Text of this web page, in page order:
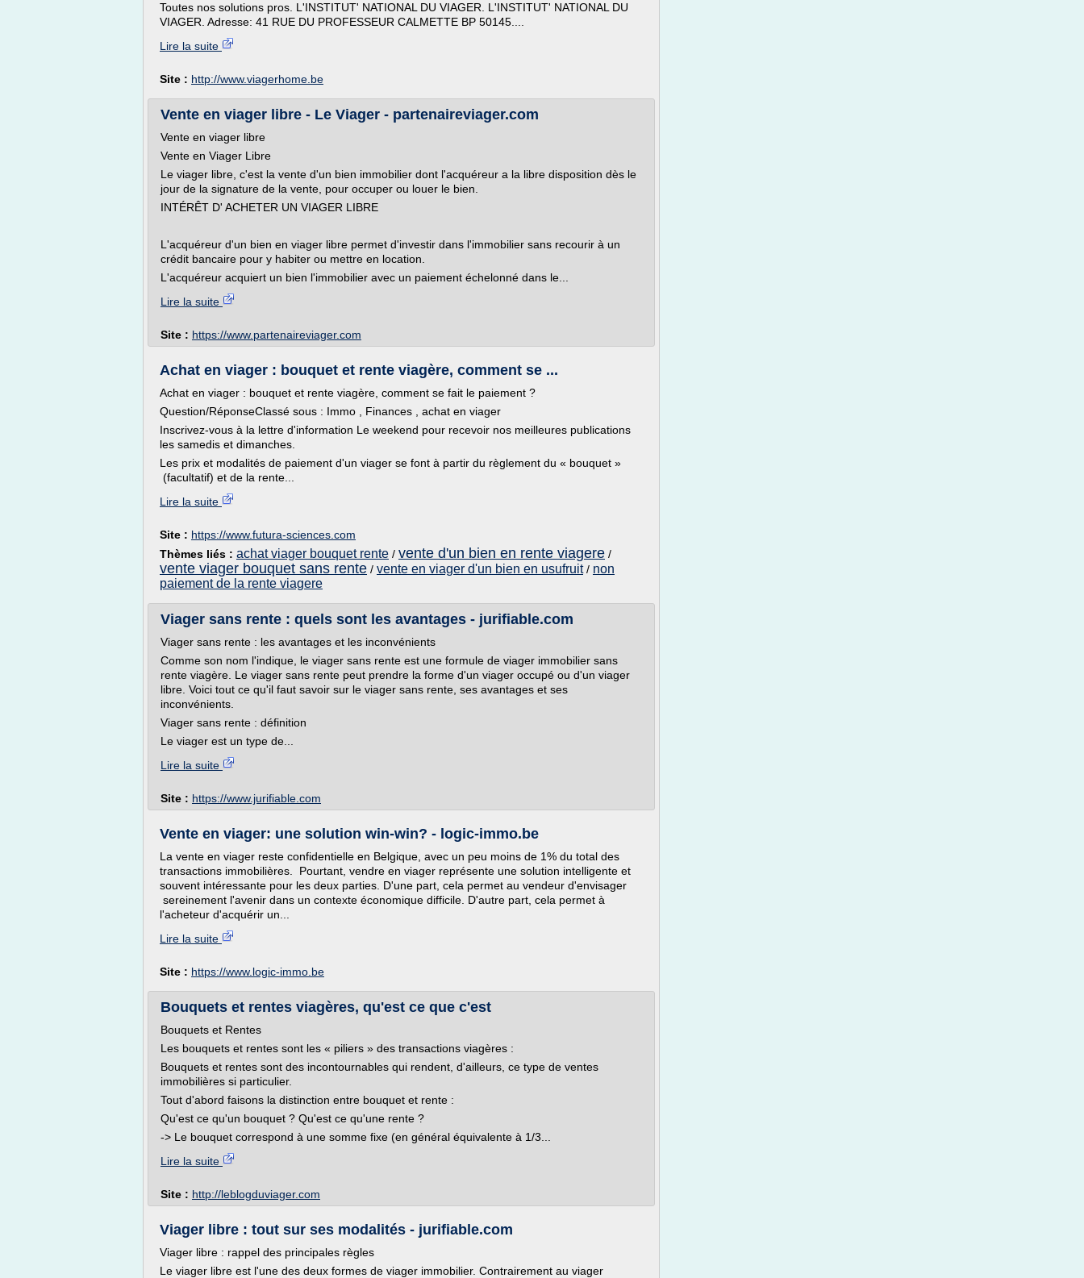
Toutes nos solutions pros. L'INSTITUT' NATIONAL DU VIAGER. L'INSTITUT' NATIONAL DU
VIAGER. Adresse: 41 RUE DU PROFESSEUR CALMETTE BP 50145....
Lire la suite
Site : http://www.viagerhome.be
Vente en viager libre - Le Viager - partenaireviager.com
Vente en viager libre
Vente en Viager Libre
Le viager libre, c'est la vente d'un bien immobilier dont l'acquéreur a la libre disposition dès le
jour de la signature de la vente, pour occuper ou louer le bien.
INTÉRÊT D' ACHETER UN VIAGER LIBRE
L'acquéreur d'un bien en viager libre permet d'investir dans l'immobilier sans recourir à un
crédit bancaire pour y habiter ou mettre en location.
L'acquéreur acquiert un bien l'immobilier avec un paiement échelonné dans le...
Lire la suite
Site : https://www.partenaireviager.com
Achat en viager : bouquet et rente viagère, comment se ...
Achat en viager : bouquet et rente viagère, comment se fait le paiement ?
Question/RéponseClassé sous : Immo , Finances , achat en viager
Inscrivez-vous à la lettre d'information Le weekend pour recevoir nos meilleures publications
les samedis et dimanches.
Les prix et modalités de paiement d'un viager se font à partir du règlement du « bouquet »
(facultatif) et de la rente...
Lire la suite
Site : https://www.futura-sciences.com
Thèmes liés : achat viager bouquet rente / vente d'un bien en rente viagere /
vente viager bouquet sans rente / vente en viager d'un bien en usufruit/ non
paiement de la rente viagere
Viager sans rente : quels sont les avantages - jurifiable.com
Viager sans rente : les avantages et les inconvénients
Comme son nom l'indique, le viager sans rente est une formule de viager immobilier sans
rente viagère. Le viager sans rente peut prendre la forme d'un viager occupé ou d'un viager
libre. Voici tout ce qu'il faut savoir sur le viager sans rente, ses avantages et ses
inconvénients.
Viager sans rente : définition
Le viager est un type de...
Lire la suite
Site : https://www.jurifiable.com
Vente en viager: une solution win-win? - logic-immo.be
La vente en viager reste confidentielle en Belgique, avec un peu moins de 1% du total des
transactions immobilières. Pourtant, vendre en viager représente une solution intelligente et
souvent intéressante pour les deux parties. D'une part, cela permet au vendeur d'envisager
sereinement l'avenir dans un contexte économique difficile. D'autre part, cela permet à
l'acheteur d'acquérir un...
Lire la suite
Site : https://www.logic-immo.be
Bouquets et rentes viagères, qu'est ce que c'est
Bouquets et Rentes
Les bouquets et rentes sont les « piliers » des transactions viagères :
Bouquets et rentes sont des incontournables qui rendent, d'ailleurs, ce type de ventes
immobilières si particulier.
Tout d'abord faisons la distinction entre bouquet et rente :
Qu'est ce qu'un bouquet ? Qu'est ce qu'une rente ?
-> Le bouquet correspond à une somme fixe (en général équivalente à 1/3...
Lire la suite
Site : http://leblogduviager.com
Viager libre : tout sur ses modalités - jurifiable.com
Viager libre : rappel des principales règles
Le viager libre est l'une des deux formes de viager immobilier. Contrairement au viager